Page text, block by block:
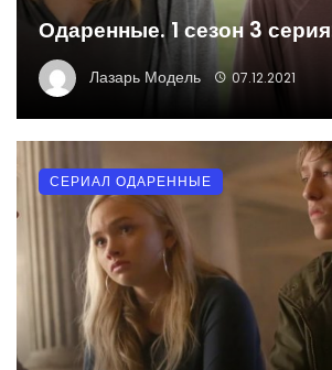
Одаренные. 1 сезон 3
Лазарь Модель 07.12.2021
СЕРИАЛ ОДАРЕННЫЕ